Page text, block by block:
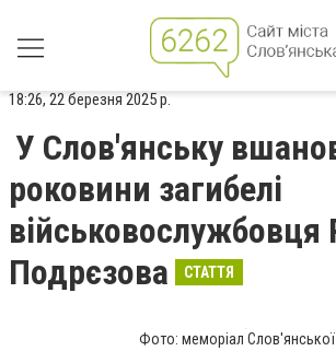
18:26, 22 березня 2025 р.
У Слов'янську
роковини загибелі
військовослужбовця
Подрєзова
СТАТТЯ
Фото: меморіал Слов'янської